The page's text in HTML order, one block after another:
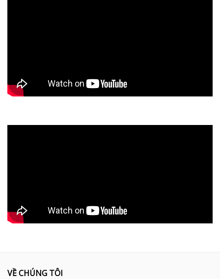
VỀ CHÚNG TÔI